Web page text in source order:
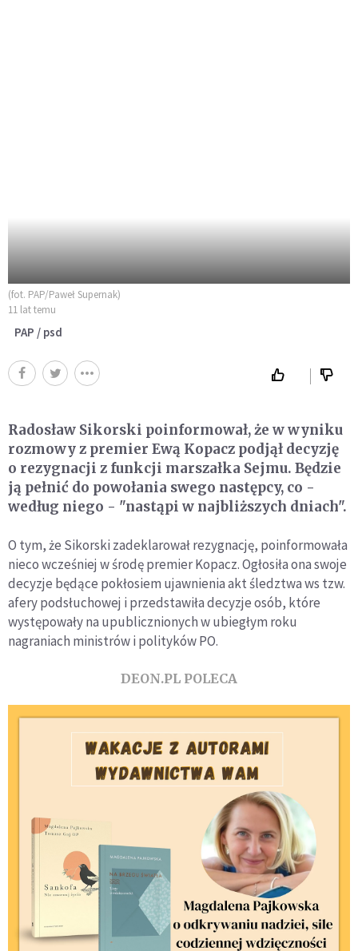
(fot. PAP/Paweł Supernak)
11 lat temu
PAP / psd
Radosław Sikorski poinformował, że w wyniku
rozmowy z premier Ewą Kopacz podjął decyzję
o rezygnacji z funkcji marszałka Sejmu. Będzie
ją pełnić do powołania swego następcy, co -
według niego - "nastąpi w najbliższych dniach".
O tym, że Sikorski zadeklarował rezygnację, poinformowała
nieco wcześniej w środę premier Kopacz. Ogłosiła ona swoje
decyzje będące pokłosiem ujawnienia akt śledztwa ws tzw.
afery podsłuchowej i przedstawiła decyzje osób, które
występowały na upublicznionych w ubiegłym roku
nagraniach ministrów i polityków PO.
DEON.PL POLECA